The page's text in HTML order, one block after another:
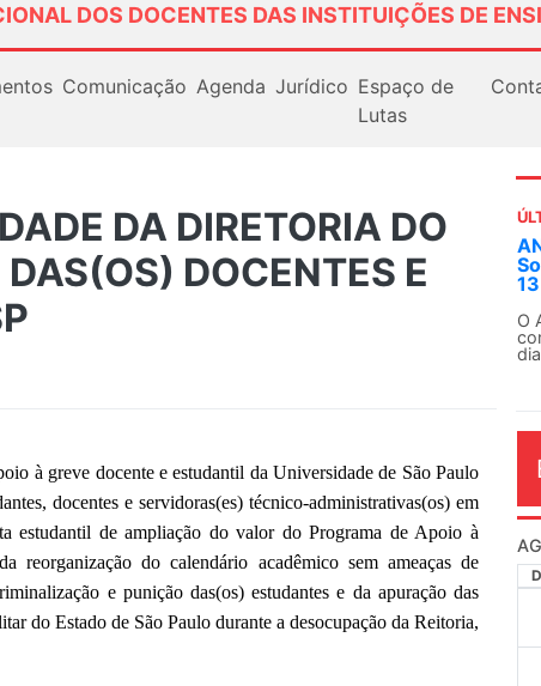
DOS DOCENTES DAS INSTITUIÇÕES DE
Comunicação Agenda Jurídico Espaço de
Lutas
DA DIRETORIA DO
DOCENTES E
à greve docente e estudantil da Universidade de São Paulo
docentes e servidoras(es) técnico-administrativas(os) em
estudantil de ampliação do valor do Programa de Apoio à
reorganização do calendário acadêmico sem ameaças de
e punição das(os) estudantes e da apuração das
do Estado de São Paulo durante a desocupação da Reitoria,
O